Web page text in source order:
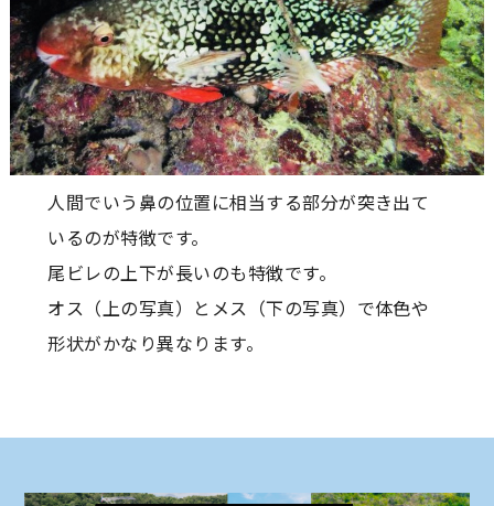
人間でいう鼻の位置に相当する部分が突き出て
いるのが特徴です。
尾ビレの上下が長いのも特徴です。
オス（上の写真）とメス（下の写真）で体色や
形状がかなり異なります。